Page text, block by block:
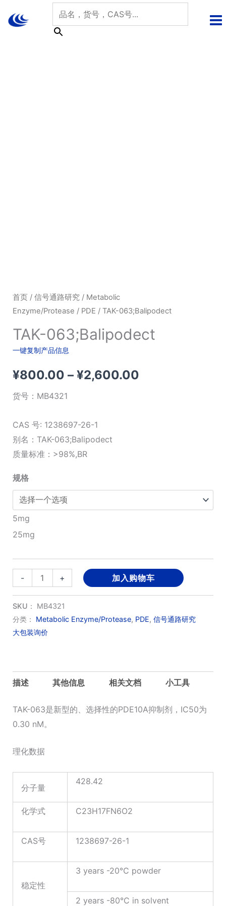
首页/ 信号通路研究/ Metabolic
Enzyme/Protease / PDE / TAK-063;Balipodect
TAK-063;Balipodect
一键复制产品信息
¥800.00 – ¥2,600.00价
¥2,600.00
货号： MB4321
CAS 号: 1238697-26-1
别名：TAK-063;Balipodect
质量标准：>98%,BR
规格
5mg
25mg
-
TAK-
063;Balipodect
数
量
+ 加入购物车
SKU： MB4321
分类： Metabolic Enzyme/Protease, PDE, 信号通路研究
大包装询价
描述 其他信息 相关文档 小工具
TAK-063是新型的、选择性的PDE10A抑制剂，IC50为
0.30 nM。
理化数据
分子量
428.42
化学式 C23H17FN6O2
CAS号 1238697-26-1
稳定性
3 years -20°C powder
2 years -80°C in solvent